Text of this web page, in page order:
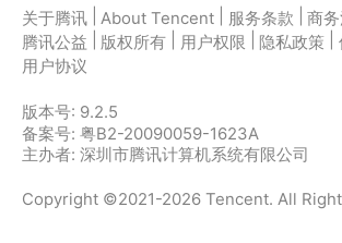
关于腾讯 About Tencent 服务条款 商
腾讯公益
版权所有 用户权限 隐私政策
用户协议
版本号: 9.2.5
备案号: 粤B2-20090059-1623A
主办者: 深圳市腾讯计算机系统有限公司
Copyright ©2021-2026 Tencent. All